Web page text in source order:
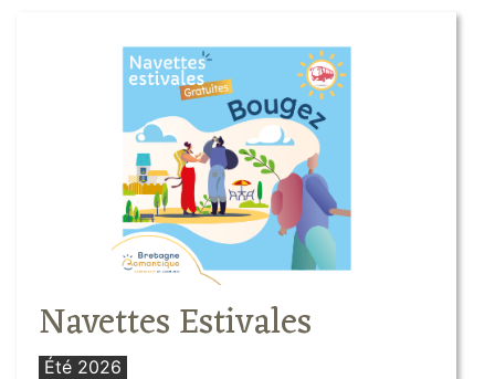
Navettes Estivales
Été 2026